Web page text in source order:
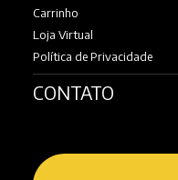
Carrinho
Loja Virtual
Política de Privacidade
CONTATO